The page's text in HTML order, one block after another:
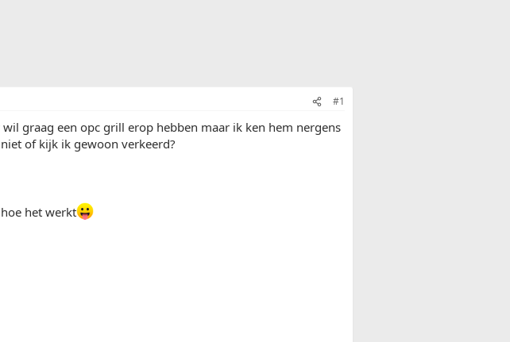
#1
graag een opc grill erop hebben maar ik ken hem nergens
of kijk ik gewoon verkeerd?
het werkt